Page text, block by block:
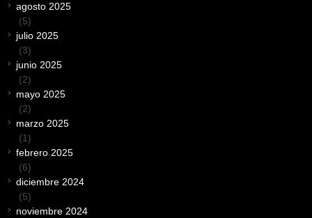
agosto 2025
(5)
julio 2025
(3)
junio 2025
(2)
mayo 2025
(2)
marzo 2025
(1)
febrero 2025
(6)
diciembre 2024
(5)
noviembre 2024